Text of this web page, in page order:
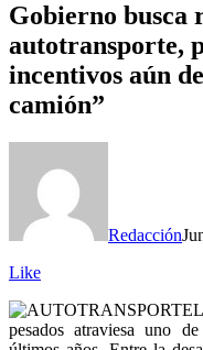
Gobierno busca
autotransporte,
incentivos aún
camión”
Redacción
Like
L
pesados atraviesa uno